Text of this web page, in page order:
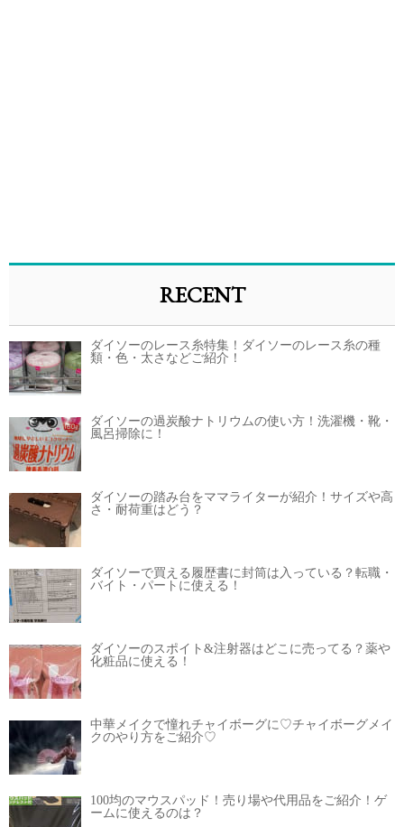
RECENT
ダイソーのレース糸特集！ダイソーのレース糸の種
類・色・太さなどご紹介！
ダイソーの過炭酸ナトリウムの使い方！洗濯機・靴・
風呂掃除に！
ダイソーの踏み台をママライターが紹介！サイズや高
さ・耐荷重はどう？
ダイソーで買える履歴書に封筒は入っている？転職・
バイト・パートに使える！
ダイソーのスポイト&注射器はどこに売ってる？薬や
化粧品に使える！
中華メイクで憧れチャイボーグに♡チャイボーグメイ
クのやり方をご紹介♡
100均のマウスパッド！売り場や代用品をご紹介！ゲ
ームに使えるのは？